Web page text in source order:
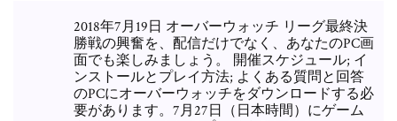
2018年7月19日 オーバーウォッチ リーグ最終決
勝戦の興奮を、配信だけでなく、あなたのPC画
面でも楽しみましょう。 開催スケジュール; イ
ンストールとプレイ方法; よくある質問と回答
のPCにオーバーウォッチをダウンロードする必
要があります。7月27日（日本時間）にゲーム